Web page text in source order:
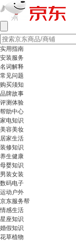
实用指南
安装服务
名词解释
常见问题
购买须知
品牌故事
评测体验
帮助中心
家电知识
美容美妆
居家生活
装修知识
养生健康
母婴知识
男装女装
数码电子
运动户外
京东服务帮
情感生活
星座知识
婚假知识
花草植物